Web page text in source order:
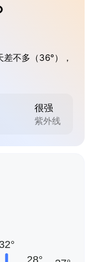
不多（36°），
很强
紫外线